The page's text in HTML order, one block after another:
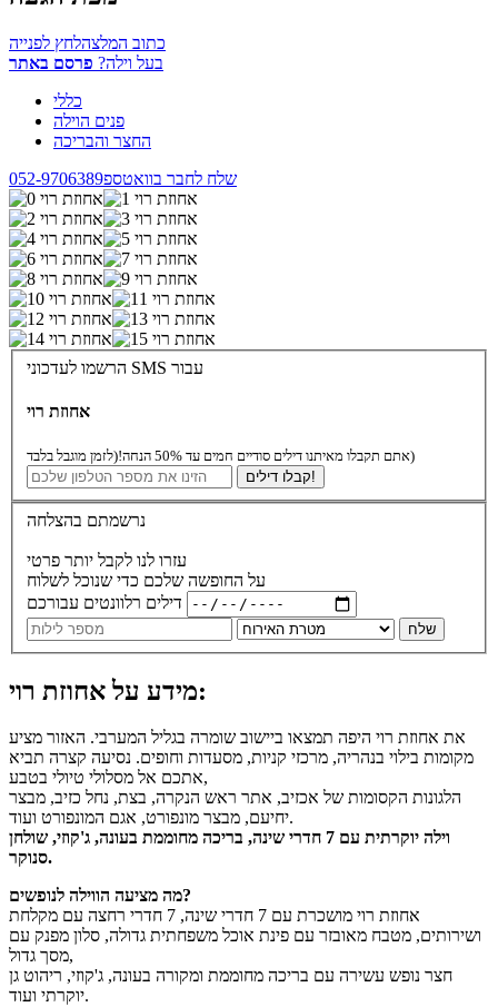
כתוב המלצהלחץ לפנייה
בעל וילה? פרסם באתר
כללי
פנים הוילה
החצר והבריכה
052-9706389שלח לחבר בוואטספ
הרשמו לעדכוני SMS עבור
אחוזת רוי
אתם תקבלו מאיתנו דילים סודיים חמים עד 50% הנחה!(לזמן מוגבל בלבד)
קבלו דילים!
נרשמתם בהצלחה
עזרו לנו לקבל יותר פרטי
על החופשה שלכם כדי שנוכל לשלוח
שלח
מידע על אחוזת רוי:
את אחוזת רוי היפה תמצאו ביישוב שומרה בגליל המערבי. האזור מציע
מקומות בילוי בנהריה, מרכזי קניות, מסעדות וחופים. נסיעה קצרה תביא
אתכם אל מסלולי טיולי בטבע,
הלגונות הקסומות של אכזיב, אתר ראש הנקרה, בצת, נחל כזיב, מבצר
יחיעם, מבצר מונפורט, אגם המונפורט ועוד.
וילה יוקרתית עם 7 חדרי שינה, בריכה מחוממת בעונה, ג'קוזי, שולחן
סנוקר.
מה מציעה הווילה לנופשים?
אחוזת רוי מושכרת עם 7 חדרי שינה, 7 חדרי רחצה עם מקלחת
ושירותים, מטבח מאובזר עם פינת אוכל משפחתית גדולה, סלון מפנק עם
מסך גדול,
חצר נופש עשירה עם בריכה מחוממת ומקורה בעונה, ג'קוזי, ריהוט גן
יוקרתי ועוד.